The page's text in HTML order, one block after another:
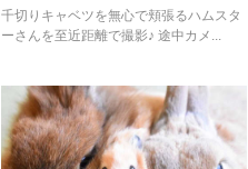
千切りキャベツを無心で頬張るハムスタ
ーさんを至近距離で撮影♪ 途中カメ...